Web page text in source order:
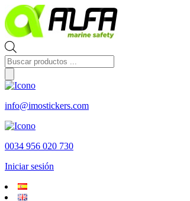
Skip
to
content
Búsqueda
de
productos
info@imostickers.com
0034 956 020 730
Iniciar sesión